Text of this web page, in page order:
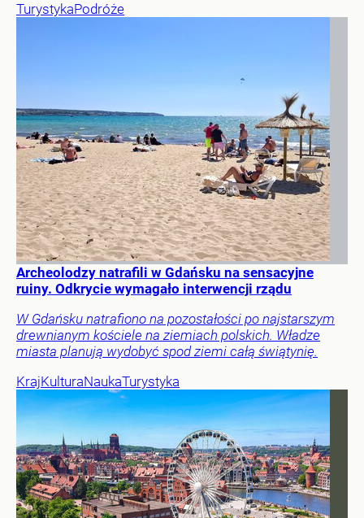
TurystykaPodróże
Archeolodzy natrafili w Gdańsku na sensacyjne
ruiny. Odkrycie wymagało interwencji rządu
W Gdańsku natrafiono na pozostałości po najstarszym
drewnianym kościele na ziemiach polskich. Władze
miasta planują wydobyć spod ziemi całą świątynię.
KrajKulturaNaukaTurystyka